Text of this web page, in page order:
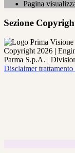
Pagina
Sezione
Copyright 2026 |
Parma S.p.A. |
Disclaimer trattamento